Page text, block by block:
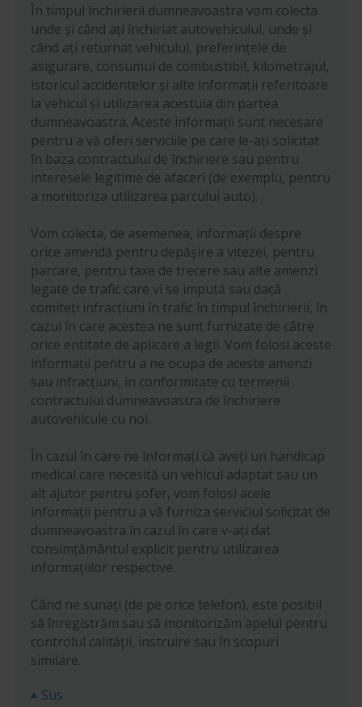
În timpul închirierii dumneavoastra vom colecta
unde și când ați închiriat autovehiculul, unde și
când ați returnat vehiculul, preferințele de
asigurare, consumul de combustibil, kilometrajul,
istoricul accidentelor și alte informații referitoare
la vehicul și utilizarea acestuia din partea
dumneavoastra. Aceste informații sunt necesare
pentru a vă oferi serviciile pe care le-ați solicitat
în baza contractului de închiriere sau pentru
interesele legitime de afaceri (de exemplu, pentru
a monitoriza utilizarea parcului auto).
Vom colecta, de asemenea, informații despre
orice amendă pentru depășire a vitezei, pentru
parcare, pentru taxe de trecere sau alte amenzi
legate de trafic care vi se impută sau dacă
comiteți infracțiuni în trafic în timpul închirierii, în
cazul în care acestea ne sunt furnizate de către
orice entitate de aplicare a legii. Vom folosi aceste
informații pentru a ne ocupa de aceste amenzi
sau infracțiuni, în conformitate cu termenii
contractului dumneavoastra de închiriere
autovehicule cu noi.
În cazul în care ne informați că aveți un handicap
medical care necesită un vehicul adaptat sau un
alt ajutor pentru șofer, vom folosi acele
informații pentru a vă furniza serviciul solicitat de
dumneavoastra în cazul în care v-ați dat
consimțământul explicit pentru utilizarea
informațiilor respective.
Când ne sunați (de pe orice telefon), este posibil
să înregistrăm sau să monitorizăm apelul pentru
controlul calității, instruire sau în scopuri
similare.
Sus